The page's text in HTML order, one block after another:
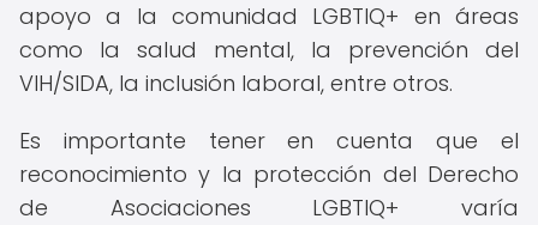
apoyo a la comunidad LGBTIQ+ en áreas
como la salud mental, la prevención del
VIH/SIDA, la inclusión laboral, entre otros.
Es importante tener en cuenta que el
reconocimiento y la protección del Derecho
de Asociaciones LGBTIQ+ varía